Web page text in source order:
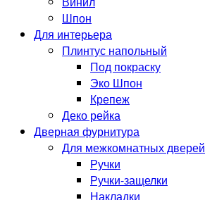
Шпон
Для интерьера
Плинтус напольный
Под покраску
Эко Шпон
Крепеж
Деко рейка
Дверная фурнитура
Для межкомнатных дверей
Ручки
Ручки-защелки
Накладки